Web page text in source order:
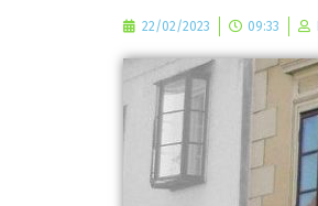
22/02/2023 09:33